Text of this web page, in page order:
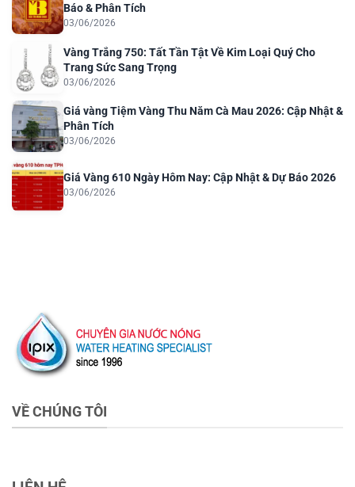
Báo & Phân Tích
03/06/2026
Vàng Trắng 750: Tất Tần Tật Về Kim Loại Quý Cho
Trang Sức Sang Trọng
03/06/2026
Giá vàng Tiệm Vàng Thu Năm Cà Mau 2026: Cập Nhật &
Phân Tích
03/06/2026
Giá Vàng 610 Ngày Hôm Nay: Cập Nhật & Dự Báo 2026
03/06/2026
VỀ CHÚNG TÔI